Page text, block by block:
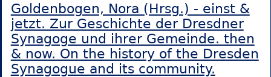
Goldenbogen, Nora (Hrsg.) - einst &
jetzt. Zur Geschichte der Dresdner
Synagoge und ihrer Gemeinde. then
& now. On the history of the Dresden
Synagogue and its community.